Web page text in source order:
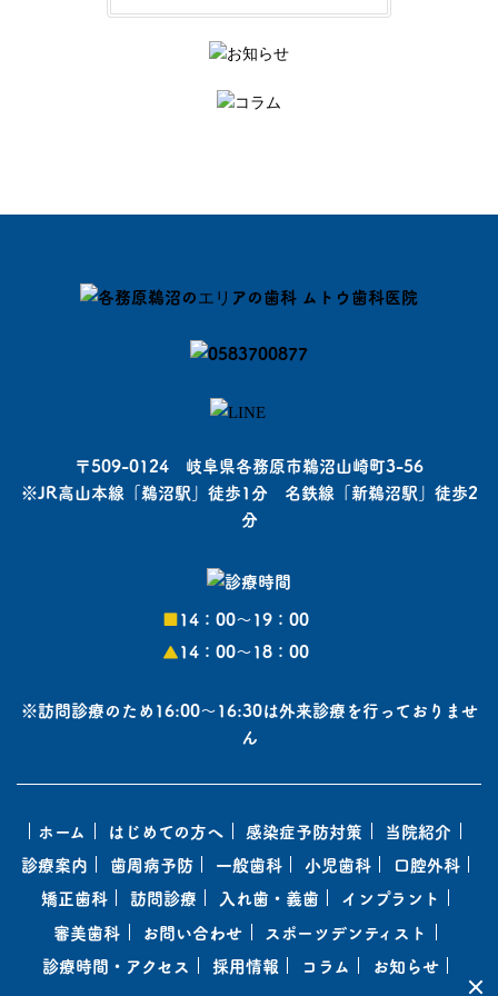
〒509-0124 岐阜県各務原市鵜沼山崎町3-56
※JR高山本線「鵜沼駅」徒歩1分 名鉄線「新鵜沼駅」徒歩2
分
■14：00〜19：00
▲14：00〜18：00
※訪問診療のため16:00～16:30は外来診療を行っておりませ
ん
ホーム はじめての方へ 感染症予防対策
当院紹介
診療案内
歯周病予防 一般歯科 小児歯科
口腔外科
矯正歯科
訪問診療 入れ歯・義歯
インプラント
審美歯科
お問い合わせ
スポーツデンティスト
診療時間・アクセス
採用情報 コラム お知らせ